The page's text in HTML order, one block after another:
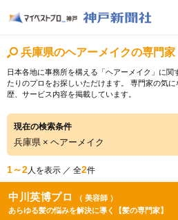
兵庫県のヘアーメイクの専門家
日本各地に事務所を構える「ヘアーメイク」に関
たりのプロをお探しいただけます。 専門家の気
歴、サービス内容を掲載しています。
現在の検索条件
兵庫県 × ヘアーメイク
1～2人を表示 ／ 全2件
中川英博プロ
（ 美容師 ）
あらゆる髪の悩みを解決に導く【髪の専門家】